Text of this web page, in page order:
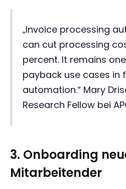
„Invoice processing
can cut processing
percent. It remains
payback use cases in
automation.“ Mary
Research Fellow bei
3. Onboarding
Mitarbeitender